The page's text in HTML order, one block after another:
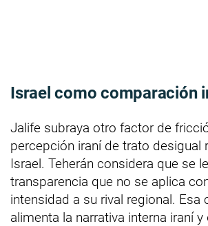
Israel como comparación
Jalife subraya otro factor de
percepción iraní de trato desigual
Israel. Teherán considera que se
transparencia que no se aplica
intensidad a su rival regional. Esa
alimenta la narrativa interna iraní